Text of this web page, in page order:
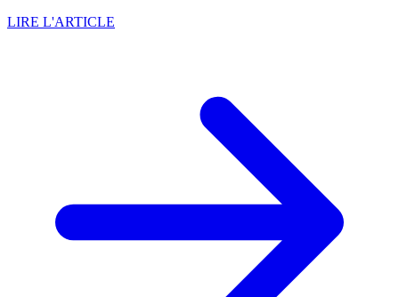
LIRE L'ARTICLE